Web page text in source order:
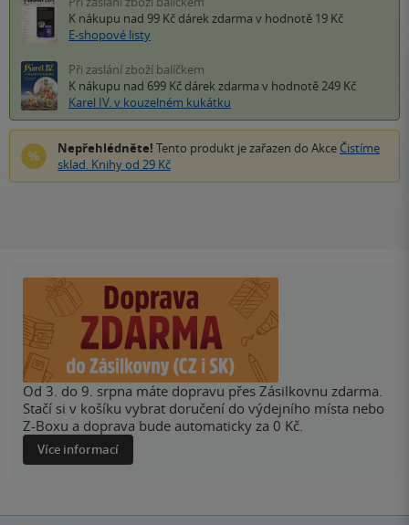
K nákupu nad 99 Kč dárek zdarma v hodnotě 19 Kč
E-shopové listy
Při zaslání zboží balíčkem
K nákupu nad 699 Kč dárek zdarma v hodnotě 249 Kč
Karel IV. v kouzelném kukátku
Nepřehlédněte! Tento produkt je zařazen do Akce Čistíme
sklad. Knihy od 29 Kč
Od 3. do 9. srpna máte dopravu přes Zásilkovnu zdarma.
Stačí si v košíku vybrat doručení do výdejního místa nebo
Z-Boxu a doprava bude automaticky za 0 Kč.
Více informací